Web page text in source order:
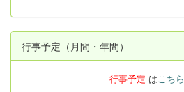
行事予定（月間・年間）
行事予定 はこちら